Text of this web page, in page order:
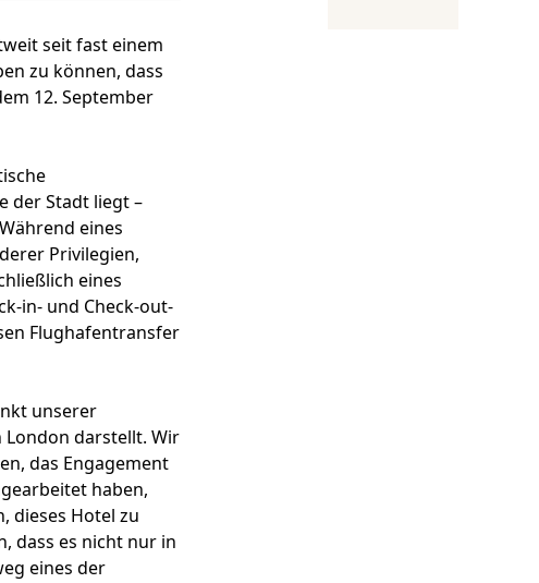
seit fast einem
zu können, dass
12. September
der Stadt liegt –
eines
Privilegien,
eines
in- und Check-out-
Flughafentransfer
unserer
darstellt. Wir
das Engagement
haben,
dieses Hotel zu
dass es nicht nur in
eines der